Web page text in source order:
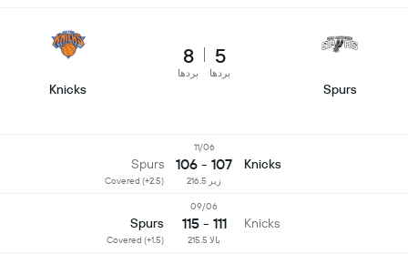
Spurs
5
بردها
8
بردها
Knicks
Knicks
11/06
107 - 106
Spurs
Covered (+2.5) زیر 216.5
Knicks
09/06
111 - 115
Spurs
Covered (+1.5) بالا 215.5